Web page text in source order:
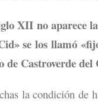
XII no aparece
se los llamó
de Castroverde del
la condición de